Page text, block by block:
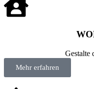
Gestalte
Mehr erfahren